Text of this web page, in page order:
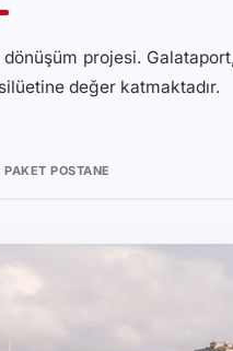
dönüşüm projesi.
değer katmaktadır.
PAKET POSTANE